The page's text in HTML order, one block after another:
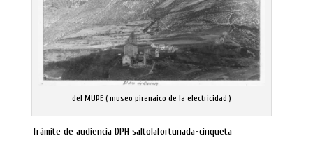
del MUPE ( museo pirenaico de la electricidad )
Trámite de audiencia DPH saltolafortunada-cinqueta